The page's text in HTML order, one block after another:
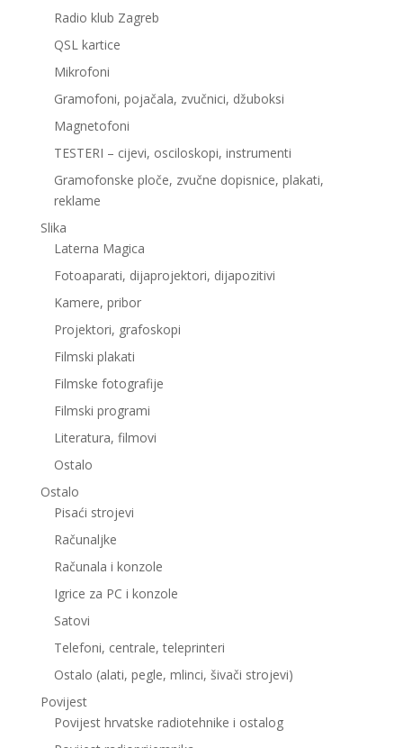
Radio klub Zagreb
QSL kartice
Mikrofoni
Gramofoni, pojačala, zvučnici, džuboksi
Magnetofoni
TESTERI – cijevi, osciloskopi, instrumenti
Gramofonske ploče, zvučne dopisnice, plakati,
reklame
Slika
Laterna Magica
Fotoaparati, dijaprojektori, dijapozitivi
Kamere, pribor
Projektori, grafoskopi
Filmski plakati
Filmske fotografije
Filmski programi
Literatura, filmovi
Ostalo
Ostalo
Pisaći strojevi
Računaljke
Računala i konzole
Igrice za PC i konzole
Satovi
Telefoni, centrale, teleprinteri
Ostalo (alati, pegle, mlinci, šivači strojevi)
Povijest
Povijest hrvatske radiotehnike i ostalog